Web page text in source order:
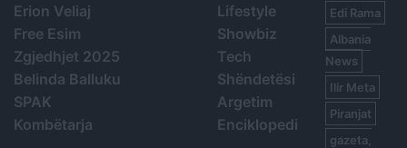
Erion Veliaj
Free Esim
Zgjedhjet 2025
Belinda Balluku
SPAK
Kombëtarja
Lifestyle
Showbiz
Tech
Shëndetësi
Argetim
Enciklopedi
Edi Rama
Albania
News
Ilir Meta
Piranjat
gazeta,